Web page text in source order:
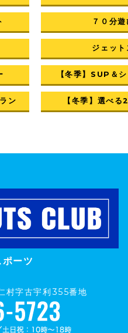
７０分遊
ジェット
【冬季】SUP＆
ン 【冬季】選べる
ーツ
字古宇利355番地